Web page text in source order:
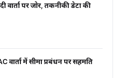
वार्ता पर जोर, तकनीकी डेटा की
वार्ता में सीमा प्रबंधन पर सहमति